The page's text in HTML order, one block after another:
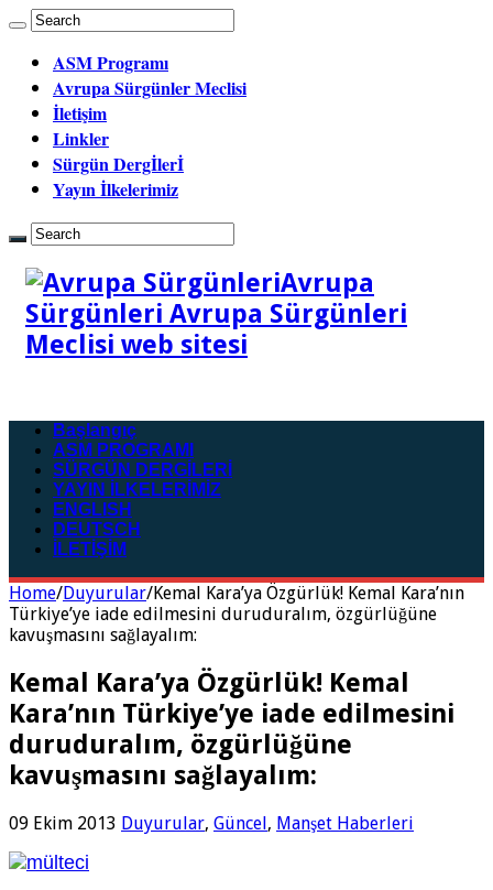
ASM Programı
Avrupa Sürgünler Meclisi
İletişim
Linkler
Sürgün Dergİlerİ
Yayın İlkelerimiz
Avrupa
Sürgünleri Avrupa Sürgünleri
Meclisi web sitesi
Başlangıç
ASM PROGRAMI
SÜRGÜN DERGİLERİ
YAYIN İLKELERİMİZ
ENGLISH
DEUTSCH
İLETİŞİM
Home/Duyurular/Kemal Kara’ya Özgürlük! Kemal Kara’nın
Türkiye’ye iade edilmesini duruduralım, özgürlüğüne
kavuşmasını sağlayalım:
Kemal Kara’ya Özgürlük! Kemal
Kara’nın Türkiye’ye iade edilmesini
duruduralım, özgürlüğüne
kavuşmasını sağlayalım:
09 Ekim 2013 Duyurular, Güncel, Manşet Haberleri